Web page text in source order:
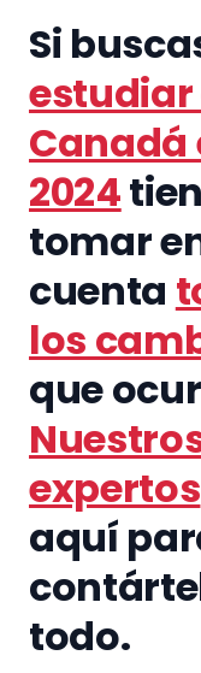
Si
estudiar
Canadá
2024
tomar
cuenta
los
que
expertos
aquí
todo.